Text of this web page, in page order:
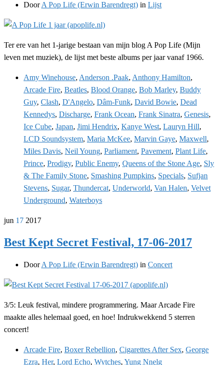
DoorA Pop Life (Erwin Barendregt) in Lijst
Ter ere van het 1-jarige bestaan van mijn blog A Pop Life (Mijn
leven met muziek), de lijst met beste albums per jaar vanaf 1966.
Amy Winehouse, Anderson .Paak, Anthony Hamilton,
Arcade Fire, Beatles, Blood Orange, Bob Marley, Buddy
Guy, Clash, D'Angelo, Dâm-Funk, David Bowie, Dead
Kennedys, Discharge, Frank Ocean, Frank Sinatra, Genesis,
Ice Cube, Japan, Jimi Hendrix, Kanye West, Lauryn Hill,
LCD Soundsystem, Maria McKee, Marvin Gaye, Maxwell,
Miles Davis, Neil Young, Parliament, Pavement, Plant Life,
Prince, Prodigy, Public Enemy, Queens of the Stone Age, Sly
& The Family Stone, Smashing Pumpkins, Specials, Sufjan
Stevens, Sugar, Thundercat, Underworld, Van Halen, Velvet
Underground, Waterboys
jun 17 2017
Best Kept Secret Festival, 17-06-2017
DoorA Pop Life (Erwin Barendregt) in Concert
3/5: Leuk festival, mindere programmering. Maar Arcade Fire
maakte alles helemaal goed, en hoe! Indrukwekkend 5 sterren
concert!
Arcade Fire, Boxer Rebellion, Cigarettes After Sex, George
Ezra, Her, Lord Echo, Wytches, Yung Nnelg